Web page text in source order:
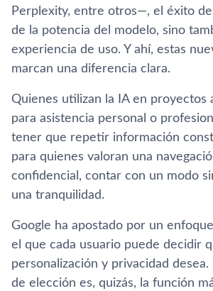
Perplexity, entre otros—, el éxito
de la potencia del modelo, sino
experiencia de uso. Y ahí, estas
marcan una diferencia clara.
Quienes utilizan la IA en proyectos
para asistencia personal o
tener que repetir información
para quienes valoran una
confidencial, contar con un modo
una tranquilidad.
Google ha apostado por un
el que cada usuario puede decidir
personalización y privacidad desea.
de elección es, quizás, la función